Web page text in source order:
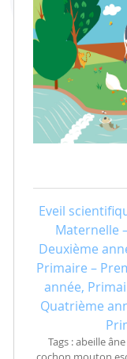
Eveil
Maternelle
Deuxième
Primaire –
année,
Quatrième
Tags : abeille